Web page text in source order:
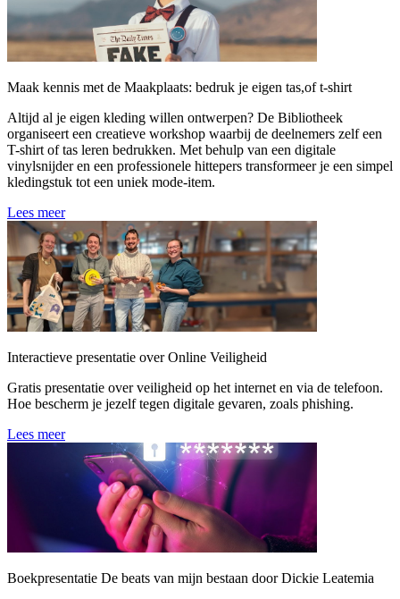
Maak kennis met de Maakplaats: bedruk je eigen tas,of t-shirt
Altijd al je eigen kleding willen ontwerpen? De Bibliotheek
organiseert een creatieve workshop waarbij de deelnemers zelf een
T-shirt of tas leren bedrukken. Met behulp van een digitale
vinylsnijder en een professionele hittepers transformeer je een simpel
kledingstuk tot een uniek mode-item.
Lees meer
Interactieve presentatie over Online Veiligheid
Gratis presentatie over veiligheid op het internet en via de telefoon.
Hoe bescherm je jezelf tegen digitale gevaren, zoals phishing.
Lees meer
Boekpresentatie De beats van mijn bestaan door Dickie Leatemia